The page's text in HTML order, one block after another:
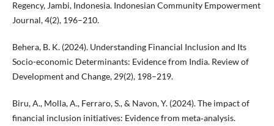
Regency, Jambi, Indonesia. Indonesian Community Empowerment
Journal, 4(2), 196–210.
Behera, B. K. (2024). Understanding Financial Inclusion and Its
Socio-economic Determinants: Evidence from India. Review of
Development and Change, 29(2), 198–219.
Biru, A., Molla, A., Ferraro, S., & Navon, Y. (2024). The impact of
financial inclusion initiatives: Evidence from meta‐analysis.